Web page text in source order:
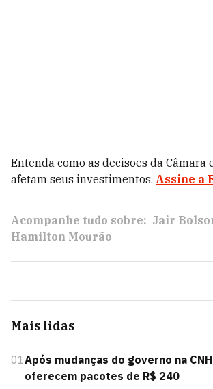
Entenda como as decisões da Câmara
afetam seus investimentos. Assine a
Acompanhe tudo sobre: Jair
Hamilton Mourão
Mais lidas
01Após mudanças do governo na
oferecem pacotes de R$ 240